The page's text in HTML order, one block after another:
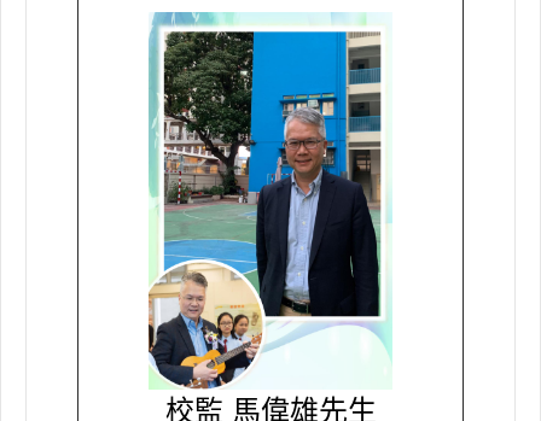
校監 馬偉雄先生